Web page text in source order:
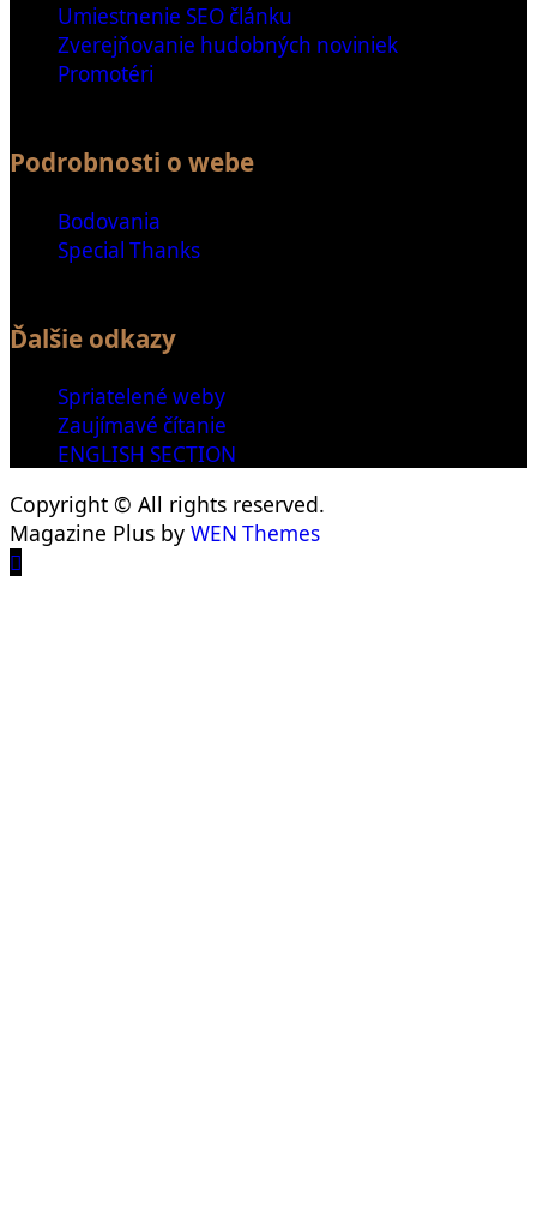
Umiestnenie SEO článku
Zverejňovanie hudobných noviniek
Promotéri
Podrobnosti o webe
Bodovania
Special Thanks
Ďalšie odkazy
Spriatelené weby
Zaujímavé čítanie
ENGLISH SECTION
Copyright © All rights reserved.
Magazine Plus by WEN Themes